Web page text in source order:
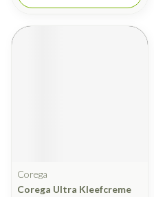
Corega
Corega Ultra Kleefcreme